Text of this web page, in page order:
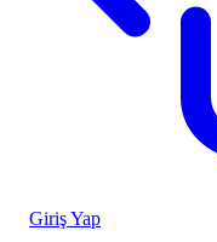
Giriş Yap